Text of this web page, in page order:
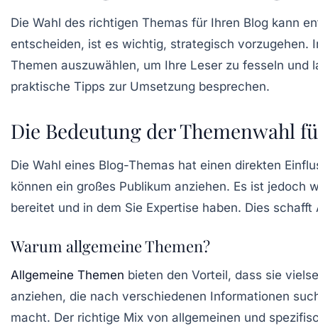
Die Wahl des richtigen Themas für Ihren Blog kann
entscheiden, ist es wichtig, strategisch vorzugehen.
Themen auszuwählen, um Ihre Leser zu fesseln
praktische Tipps zur Umsetzung besprechen.
Die Bedeutung der Themenwahl
Die Wahl eines Blog-Themas hat einen direkten
können ein großes Publikum anziehen. Es ist jedoch
bereitet und in dem Sie Expertise haben. Dies
Warum allgemeine Themen?
Allgemeine Themen bieten den Vorteil, dass sie
anziehen, die nach verschiedenen Informationen
macht. Der richtige Mix von allgemeinen und